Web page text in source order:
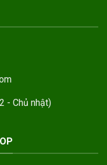
- Chủ nhật)